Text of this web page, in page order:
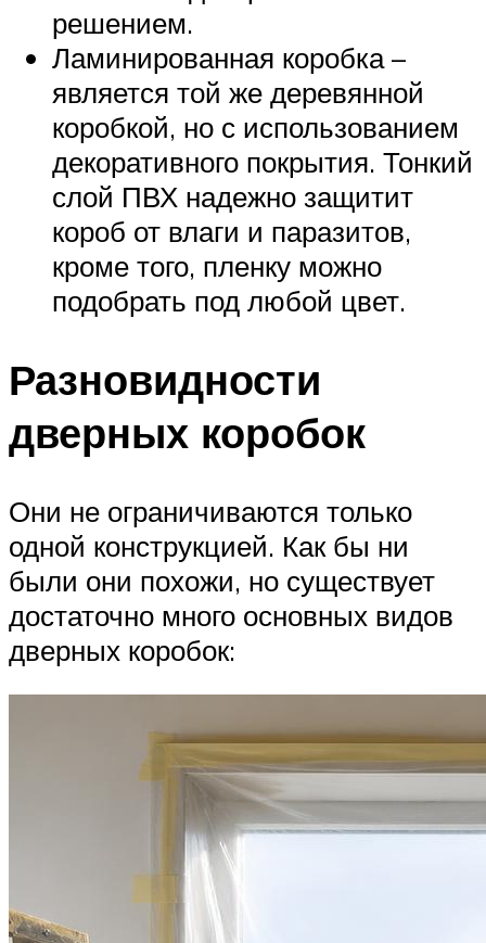
решением.
Ламинированная коробка –
является той же деревянной
коробкой, но с использованием
декоративного покрытия. Тонкий
слой ПВХ надежно защитит
короб от влаги и паразитов,
кроме того, пленку можно
подобрать под любой цвет.
Разновидности
дверных коробок
Они не ограничиваются только
одной конструкцией. Как бы ни
были они похожи, но существует
достаточно много основных видов
дверных коробок: